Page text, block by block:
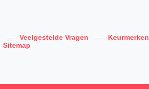
— Veelgestelde Vragen — Keurmerken
Sitemap